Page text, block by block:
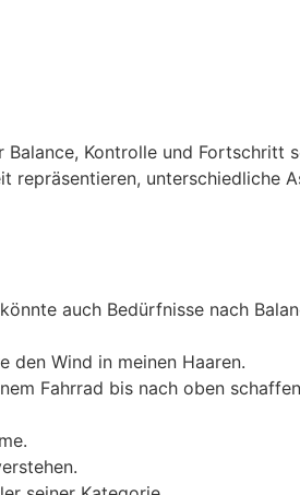
Kontrolle und
unterschiedliche
auch Bedürfnisse nach
den Wind in meinen Haaren.
Fahrrad bis nach oben